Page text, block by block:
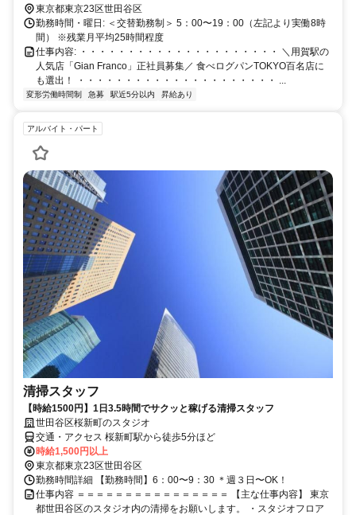
福利厚生: 【待遇・福利厚生】 ● 昇給あり ● 賞与あり（前年度実績2
回） ● 各種社会保険完備 ● 試用期間3ヶ月（同待遇）
東京都東京23区世田谷区
勤務時間・曜日: ＜交替勤務制＞ 5：00〜19：00（左記より実働8時
間） ※残業月平均25時間程度
仕事内容: ・・・・・・・・・・・・・・・・・・・・・ ＼用賀駅の
人気店「Gian Franco」正社員募集／ 食べログパンTOKYO百名店に
も選出！ ・・・・・・・・・・・・・・・・・・・・・ ...
変形労働時間制 急募 駅近5分以内 昇給あり
アルバイト・パート
清掃スタッフ
【時給1500円】1日3.5時間でサクッと稼げる清掃スタッフ
世田谷区桜新町のスタジオ
交通・アクセス 桜新町駅から徒歩5分ほど
時給1,500円以上
東京都東京23区世田谷区
勤務時間詳細 【勤務時間】6：00〜9：30 ＊週３日〜OK！
仕事内容 ＝＝＝＝＝＝＝＝＝＝＝＝＝＝＝＝ 【主な仕事内容】 東京
都世田谷区のスタジオ内の清掃をお願いします。 ・スタジオフロア